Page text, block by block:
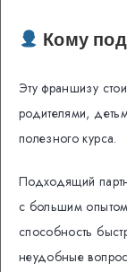
Кому
Эту франшизу
родителями,
полезного курса.
Подходящий
с большим
способность
неудобные